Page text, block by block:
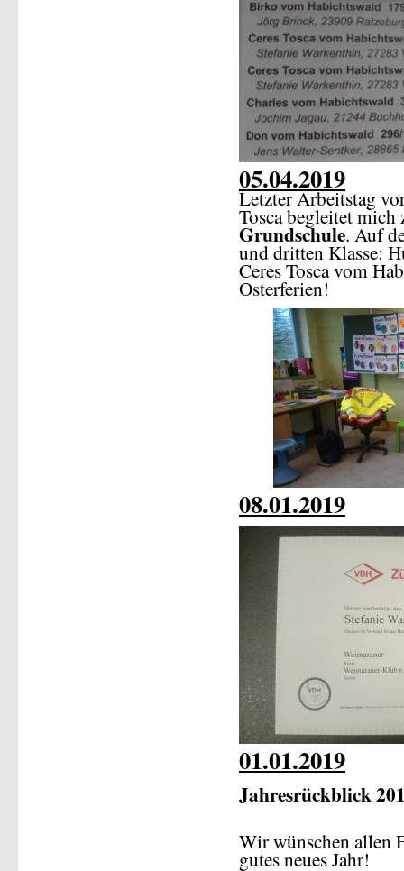
05.04.2019
Letzter Arbeitstag
Tosca begleitet
Grundschule. Auf
und dritten Klasse:
Ceres Tosca vom
Osterferien!
08.01.2019
01.01.2019
Jahresrückblick
Wir wünschen allen
gutes neues Jahr!